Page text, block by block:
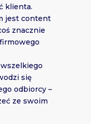
klienta.
jest content
znacznie
się
odbiorcy –
ze swoim